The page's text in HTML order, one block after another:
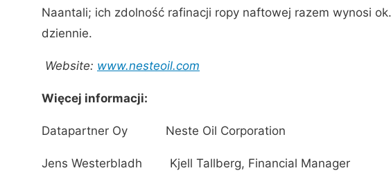
Naantali; ich zdolność rafinacji ropy naftowej razem wynosi
dziennie.
Website: www.nesteoil.com
Więcej informacji:
Datapartner Oy Neste Oil Corporation
Jens Westerbladh Kjell Tallberg, Financial